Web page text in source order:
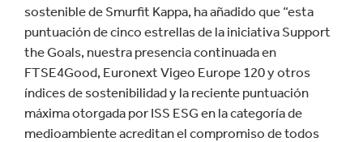
sostenible de Smurfit Kappa, ha añadido que “esta
puntuación de cinco estrellas de la iniciativa Support
the Goals, nuestra presencia continuada en
FTSE4Good, Euronext Vigeo Europe 120 y otros
índices de sostenibilidad y la reciente puntuación
máxima otorgada por ISS ESG en la categoría de
medioambiente acreditan el compromiso de todos